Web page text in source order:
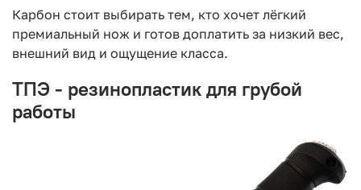
Карбон стоит выбирать тем, кто хочет лёгкий
премиальный нож и готов доплатить за низкий вес,
внешний вид и ощущение класса.
ТПЭ - резинопластик для грубой
работы